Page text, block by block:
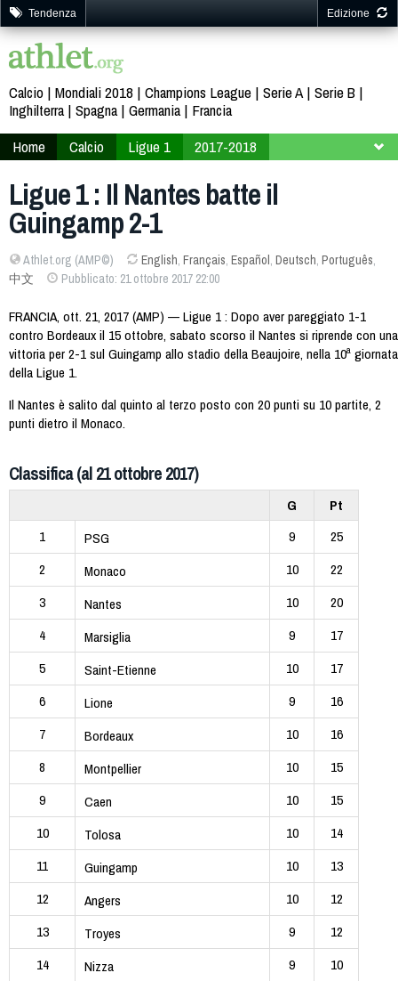
Tendenza Edizione
Calcio Mondiali 2018 Champions League Serie A Serie B
Inghilterra Spagna Germania
Francia
Home
Calcio Ligue 1
2017-2018
Ligue 1 : Il Nantes batte il
Guingamp 2-1
Athlet.org (AMP©) English, Français, Español, Deutsch, Português,
中文
Pubblicato: 21 ottobre 2017 22:00
FRANCIA, ott. 21, 2017 (AMP) — Ligue 1 : Dopo aver pareggiato 1-1
contro Bordeaux il 15 ottobre, sabato scorso il Nantes si riprende con una
vittoria per 2-1 sul Guingamp allo stadio della Beaujoire, nella 10ª giornata
della Ligue 1.
Il Nantes è salito dal quinto al terzo posto con 20 punti su 10 partite, 2
punti dietro il Monaco.
Classifica (al 21 ottobre 2017)
G
Pt
1
PSG 9
25
2
Monaco 10
22
3
Nantes 10
20
4
Marsiglia 9
17
5
Saint-Etienne 10
17
6
Lione 9
16
7
Bordeaux 10
16
8
Montpellier 10
15
9
Caen 10
15
10
Tolosa 10
14
11
Guingamp 10
13
12
Angers 10
12
13
Troyes 9
12
14
Nizza 9
10